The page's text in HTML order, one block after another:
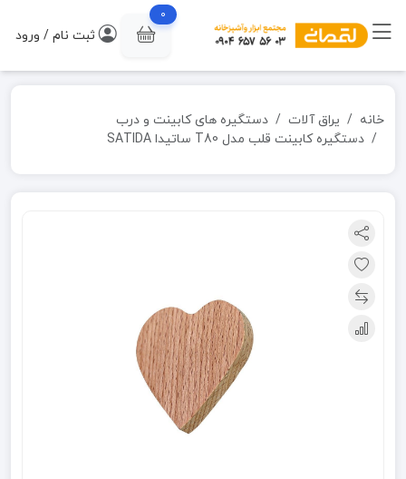
0
ثبت نام / ورود
خانه یراق آلات
دستگیره های کابینت و درب
دستگیره کابینت قلب مدل T80 ساتیدا SATIDA